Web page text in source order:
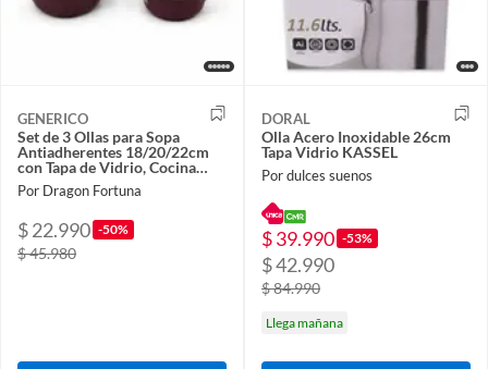
GENERICO
Set de 3 Ollas para Sopa
Antiadherentes 18/20/22cm
con Tapa de Vidrio, Cocina
Doméstica
Por Dragon Fortuna
$ 22.990 -50%
$ 45.980
DORAL
Olla Acero Inoxidable 26cm
Tapa Vidrio KASSEL
Por dulces suenos
$ 39.990 -53%
$ 42.990
$ 84.990
Llega mañana